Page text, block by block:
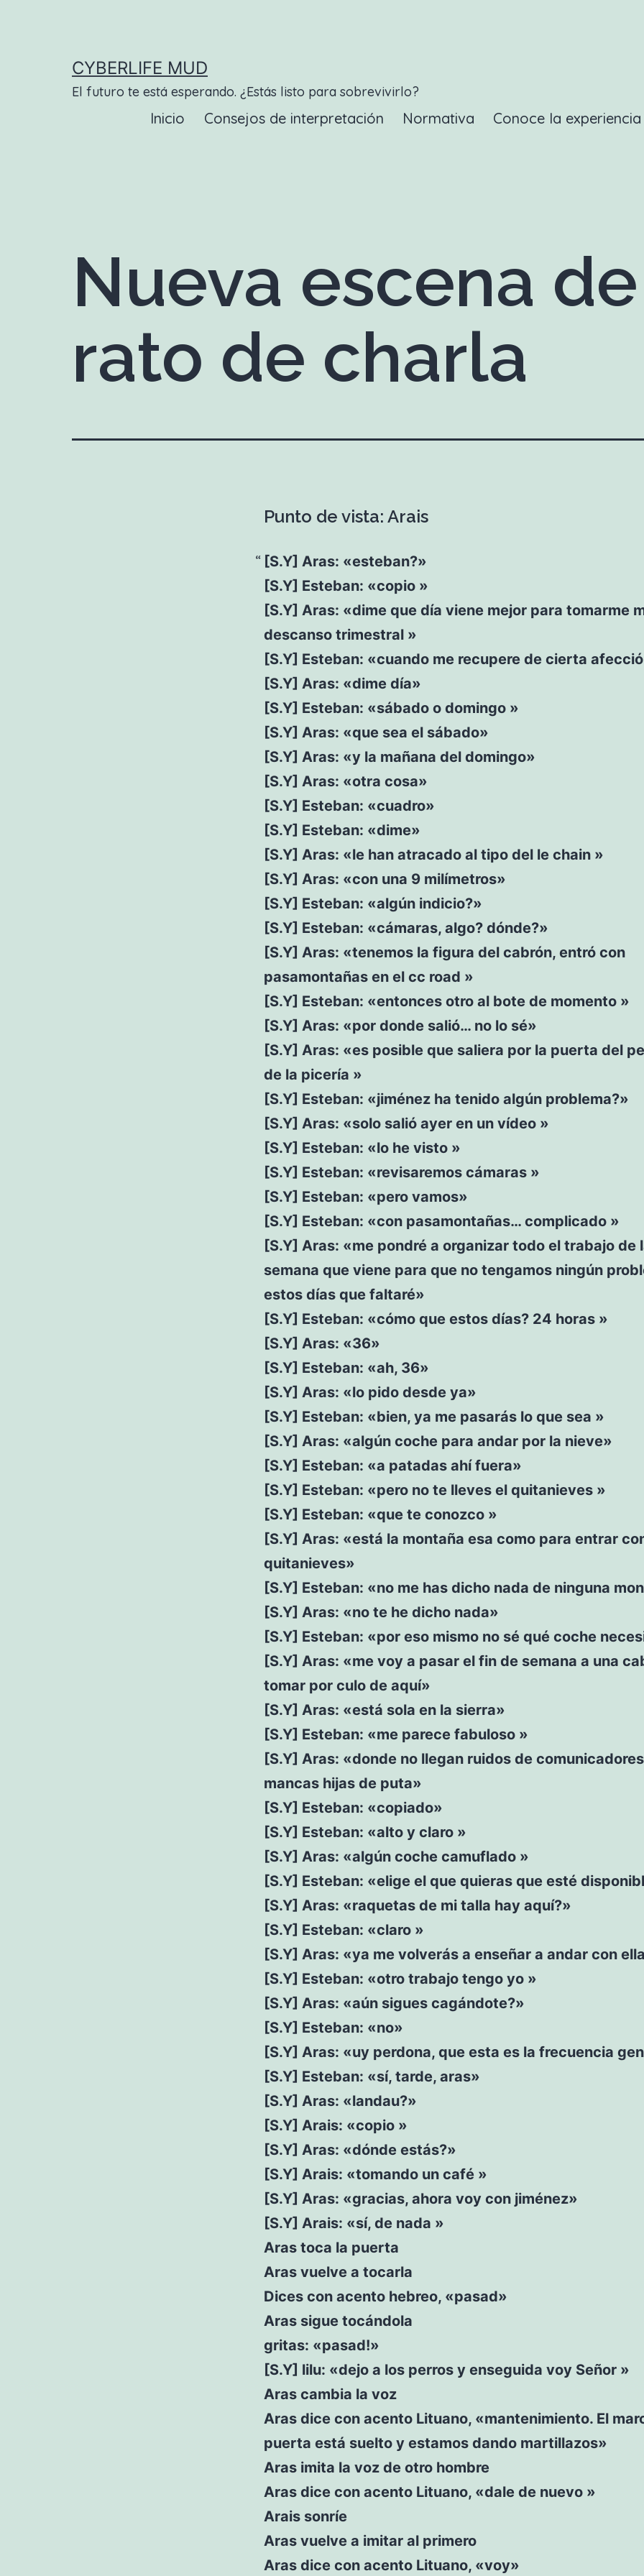
CYBERLIFE MUD
El futuro te está esperando. ¿Estás listo para sobrevivirlo?
Inicio Consejos de interpretación Normativa Conoce la
Nueva escena
rato de charla
Punto de vista: Arais
[S.Y] Aras: «esteban?»
[S.Y] Esteban: «copio »
[S.Y] Aras: «dime que día viene mejor para tomarme
descanso trimestral »
[S.Y] Esteban: «cuando me recupere de cierta
[S.Y] Aras: «dime día»
[S.Y] Esteban: «sábado o domingo »
[S.Y] Aras: «que sea el sábado»
[S.Y] Aras: «y la mañana del domingo»
[S.Y] Aras: «otra cosa»
[S.Y] Esteban: «cuadro»
[S.Y] Esteban: «dime»
[S.Y] Aras: «le han atracado al tipo del le chain »
[S.Y] Aras: «con una 9 milímetros»
[S.Y] Esteban: «algún indicio?»
[S.Y] Esteban: «cámaras, algo? dónde?»
[S.Y] Aras: «tenemos la figura del cabrón, entró con
pasamontañas en el cc road »
[S.Y] Esteban: «entonces otro al bote de momento »
[S.Y] Aras: «por donde salió… no lo sé»
[S.Y] Aras: «es posible que saliera por la puerta del
de la picería »
[S.Y] Esteban: «jiménez ha tenido algún problema?»
[S.Y] Aras: «solo salió ayer en un vídeo »
[S.Y] Esteban: «lo he visto »
[S.Y] Esteban: «revisaremos cámaras »
[S.Y] Esteban: «pero vamos»
[S.Y] Esteban: «con pasamontañas… complicado »
[S.Y] Aras: «me pondré a organizar todo el trabajo de
semana que viene para que no tengamos ningún
estos días que faltaré»
[S.Y] Esteban: «cómo que estos días? 24 horas »
[S.Y] Aras: «36»
[S.Y] Esteban: «ah, 36»
[S.Y] Aras: «lo pido desde ya»
[S.Y] Esteban: «bien, ya me pasarás lo que sea »
[S.Y] Aras: «algún coche para andar por la nieve»
[S.Y] Esteban: «a patadas ahí fuera»
[S.Y] Esteban: «pero no te lleves el quitanieves »
[S.Y] Esteban: «que te conozco »
[S.Y] Aras: «está la montaña esa como para entrar
quitanieves»
[S.Y] Esteban: «no me has dicho nada de ninguna
[S.Y] Aras: «no te he dicho nada»
[S.Y] Esteban: «por eso mismo no sé qué coche
[S.Y] Aras: «me voy a pasar el fin de semana a una
tomar por culo de aquí»
[S.Y] Aras: «está sola en la sierra»
[S.Y] Esteban: «me parece fabuloso »
[S.Y] Aras: «donde no llegan ruidos de
mancas hijas de puta»
[S.Y] Esteban: «copiado»
[S.Y] Esteban: «alto y claro »
[S.Y] Aras: «algún coche camuflado »
[S.Y] Esteban: «elige el que quieras que esté
[S.Y] Aras: «raquetas de mi talla hay aquí?»
[S.Y] Esteban: «claro »
[S.Y] Aras: «ya me volverás a enseñar a andar con
[S.Y] Esteban: «otro trabajo tengo yo »
[S.Y] Aras: «aún sigues cagándote?»
[S.Y] Esteban: «no»
[S.Y] Aras: «uy perdona, que esta es la frecuencia
[S.Y] Esteban: «sí, tarde, aras»
[S.Y] Aras: «landau?»
[S.Y] Arais: «copio »
[S.Y] Aras: «dónde estás?»
[S.Y] Arais: «tomando un café »
[S.Y] Aras: «gracias, ahora voy con jiménez»
[S.Y] Arais: «sí, de nada »
Aras toca la puerta
Aras vuelve a tocarla
Dices con acento hebreo, «pasad»
Aras sigue tocándola
gritas: «pasad!»
[S.Y] lilu: «dejo a los perros y enseguida voy Señor »
Aras cambia la voz
Aras dice con acento Lituano, «mantenimiento. El
puerta está suelto y estamos dando martillazos»
Aras imita la voz de otro hombre
Aras dice con acento Lituano, «dale de nuevo »
Arais sonríe
Aras vuelve a imitar al primero
Aras dice con acento Lituano, «voy»